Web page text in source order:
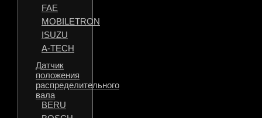
FAE
MOBILETRON
ISUZU
A-TECH
Датчик
положения
распределительного
вала
BERU